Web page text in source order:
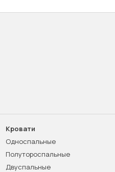
Кровати
Односпальные
Полутороспальные
Двуспальные